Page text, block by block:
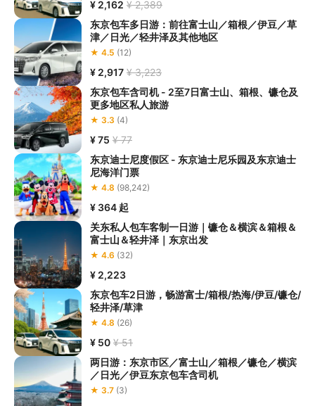
¥ 2,162 ¥ 2,389
东京包车多日游：前往富士山／箱根／伊豆／草
津／日光／轻井泽及其他地区
★ 4.5 (12)
¥ 2,917 ¥ 3,223
东京包车含司机 - 2至7日富士山、箱根、镰仓及
更多地区私人旅游
★ 3.3 (4)
¥ 75 ¥ 77
东京迪士尼度假区 - 东京迪士尼乐园及东京迪士
尼海洋门票
★ 4.8 (98,242)
¥ 364 起
关东私人包车客制一日游｜镰仓＆横滨＆箱根＆
富士山＆轻井泽｜东京出发
★ 4.6 (32)
¥ 2,223
东京包车2日游，畅游富士/箱根/热海/伊豆/镰仓/
轻井泽/草津
★ 4.8 (26)
¥ 50 ¥ 51
两日游：东京市区／富士山／箱根／镰仓／横滨
／日光／伊豆东京包车含司机
★ 3.7 (3)